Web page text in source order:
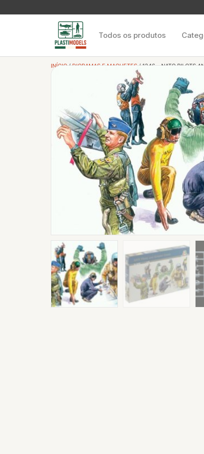
Todos os produtos
INÍCIO/DIORAMAS E MAQUETES/ 1246 – NATO PILOTS